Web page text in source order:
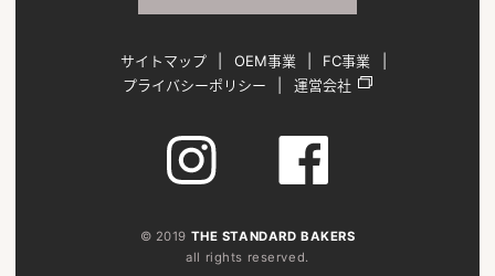
サイトマップ OEM事業
FC事業
プライバシーポリシー
運営会社
© 2019 THE STANDARD BAKERS
all rights reserved.